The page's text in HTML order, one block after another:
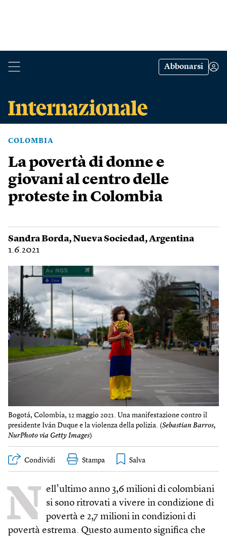
Abbonarsi
COLOMBIA
La povertà di donne e
giovani al centro delle
proteste in Colombia
Sandra Borda,Nueva Sociedad,Argentina
1.6.2021
Bogotá, Colombia, 12 maggio 2021. Una manifestazione contro il
presidente Iván Duque e la violenza della polizia. (Sebastian Barros,
NurPhoto via Getty Images)
Condividi Stampa
N ell’ultimo anno 3,6 milioni di colombiani
si sono ritrovati a vivere in condizione di
povertà e 2,7 milioni in condizioni di
povertà estrema. Questo aumento significa che